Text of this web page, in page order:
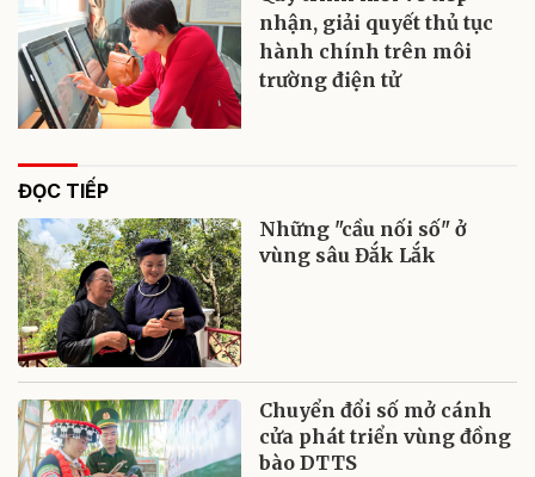
nhận, giải quyết thủ tục
hành chính trên môi
trường điện tử
ĐỌC TIẾP
Những "cầu nối số" ở
vùng sâu Đắk Lắk
Chuyển đổi số mở cánh
cửa phát triển vùng đồng
bào DTTS